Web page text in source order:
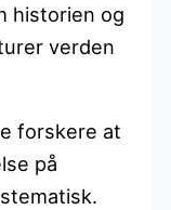
historien og
verden
forskere at
på